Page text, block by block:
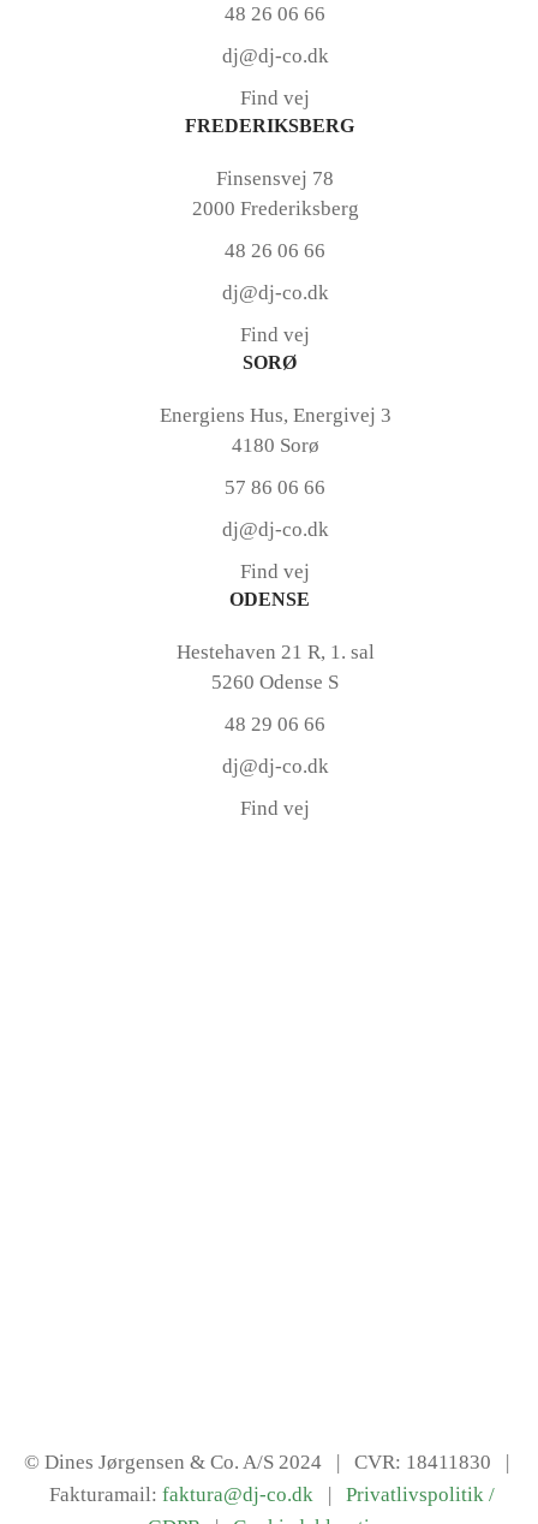
48 26 06 66
dj@dj-co.dk
Find vej
FREDERIKSBERG
Finsensvej 78
2000 Frederiksberg
48 26 06 66
dj@dj-co.dk
Find vej
SORØ
Energiens Hus, Energivej 3
4180 Sorø
57 86 06 66
dj@dj-co.dk
Find vej
ODENSE
Hestehaven 21 R, 1. sal
5260 Odense S
48 29 06 66
dj@dj-co.dk
Find vej
© Dines Jørgensen & Co. A/S 2024 | CVR: 18411830 |
Fakturamail: faktura@dj-co.dk| Privatlivspolitik /